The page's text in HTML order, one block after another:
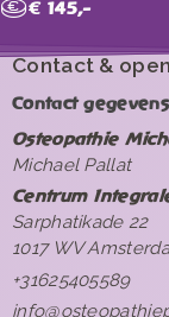
€ 145,-
Contact &
Contact gegevens
Osteopathie
Michael Pallat
Centrum
Sarphatikade 22
1017 WV
+31625405589